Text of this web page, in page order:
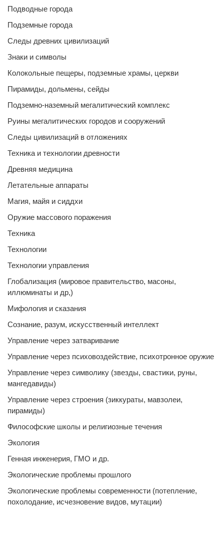
Подводные города
Подземные города
Следы древних цивилизаций
Знаки и символы
Колокольные пещеры, подземные храмы, церкви
Пирамиды, дольмены, сейды
Подземно-наземный мегалитический комплекс
Руины мегалитических городов и сооружений
Следы цивилизаций в отложениях
Техника и технологии древности
Древняя медицина
Летательные аппараты
Магия, майя и сиддхи
Оружие массового поражения
Техника
Технологии
Технологии управления
Глобализация (мировое правительство, масоны,
иллюминаты и др,)
Мифология и сказания
Сознание, разум, искусственный интеллект
Управление через затваривание
Управление через психовоздействие, психотронное оружие
Управление через символику (звезды, свастики, руны,
мангедавиды)
Управление через строения (зиккураты, мавзолеи,
пирамиды)
Философские школы и религиозные течения
Экология
Генная инженерия, ГМО и др.
Экологические проблемы прошлого
Экологические проблемы современности (потепление,
похолодание, исчезновение видов, мутации)